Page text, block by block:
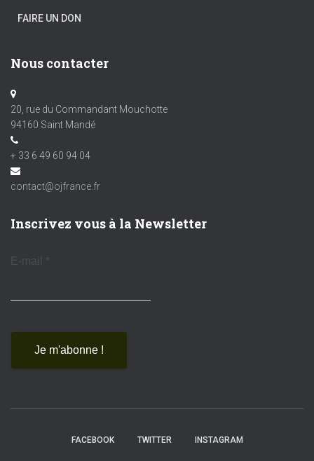
FAIRE UN DON
Nous contacter
20, rue du Commandant Mouchotte
94160 Saint Mandé
+ 33 6 49 60 94 04
contact@ojfrance.fr
Inscrivez vous à la Newsletter
E-mail *
FACEBOOK TWITTER INSTAGRAM